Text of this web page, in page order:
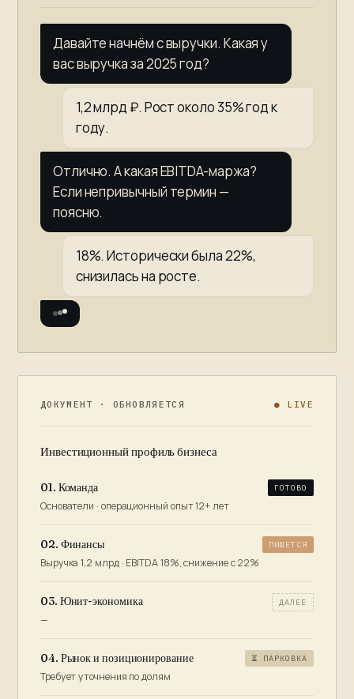
Давайте начнём с выручки. Какая у
вас выручка за 2025 год?
1,2 млрд ₽. Рост около 35% год к
году.
Отлично. А какая EBITDA-маржа?
Если непривычный термин —
поясню.
18%. Исторически была 22%,
снизилась на росте.
ДОКУМЕНТ · ОБНОВЛЯЕТСЯ ● LIVE
Инвестиционный профиль бизнеса
01. Команда
Основатели · операционный опыт 12+ лет
ГОТОВО
02. Финансы
Выручка 1,2 млрд · EBITDA 18%, снижение с 22%
ПИШЕТСЯ
03. Юнит-экономика
—
ДАЛЕЕ
04. Рынок и позиционирование
Требует уточнения по долям
⏳ ПАРКОВКА